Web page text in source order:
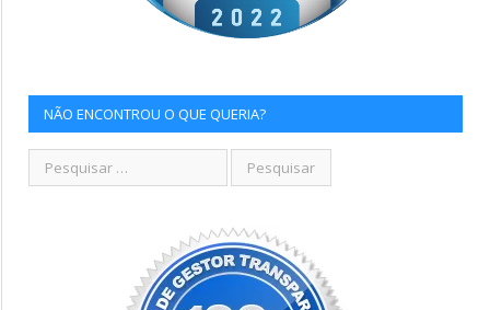
NÃO ENCONTROU O QUE QUERIA?